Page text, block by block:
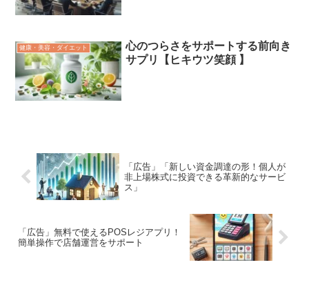
健康・美容・ダイエット
心のつらさをサポートする前向き
サプリ【ヒキウツ笑顔 】
「広告」「新しい資金調達の形！個人が
非上場株式に投資できる革新的なサービ
ス」
「広告」無料で使えるPOSレジアプリ！
簡単操作で店舗運営をサポート